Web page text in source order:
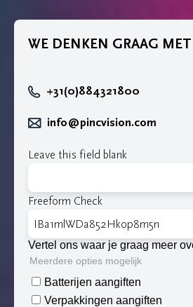
WE DENKEN GRAAG MET
+31(0)884321800
info@pincvision.com
Leave this field blank
Freeform Check